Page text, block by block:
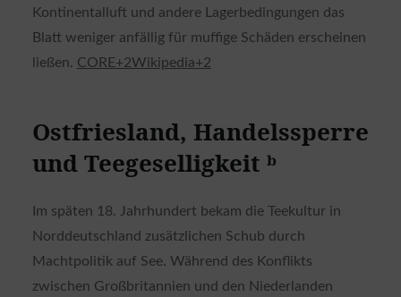
Kontinentalluft und andere Lagerbedingungen das
Blatt weniger anfällig für muffige Schäden erscheinen
ließen. CORE+2Wikipedia+2
Ostfriesland, Handelssperre
und Teegeselligkeit ᵇ
Im späten 18. Jahrhundert bekam die Teekultur in
Norddeutschland zusätzlichen Schub durch
Machtpolitik auf See. Während des Konflikts
zwischen Großbritannien und den Niederlanden